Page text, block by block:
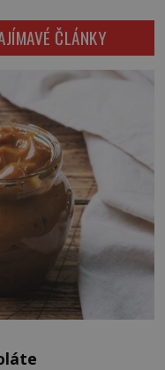
zákona najdeme v
první pohled by se
Ale jen zdálo…
praví, že
z aramejštiny
svůj název pro to,
přenesena […]
ČLÁNKY